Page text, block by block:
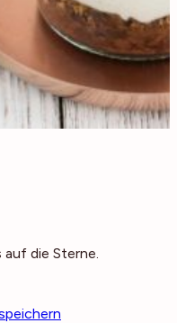
auf die Sterne.